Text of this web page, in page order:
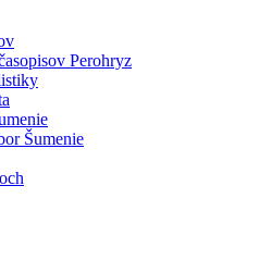
Perohryz
Šumenie